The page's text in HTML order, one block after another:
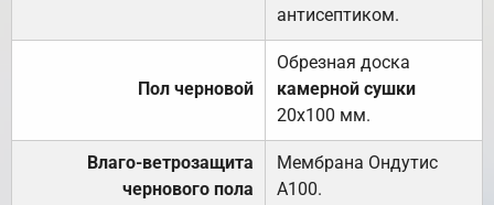
антисептиком.
Пол черновой
Обрезная доска
камерной сушки
20х100 мм.
Влаго-ветрозащита
чернового пола
Мембрана Ондутис
А100.